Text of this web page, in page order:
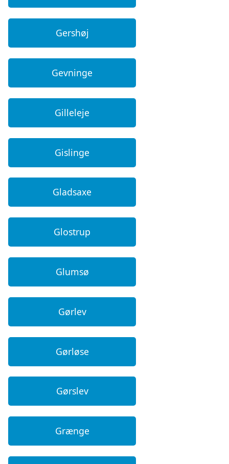
Gershøj
Gevninge
Gilleleje
Gislinge
Gladsaxe
Glostrup
Glumsø
Gørlev
Gørløse
Gørslev
Grænge